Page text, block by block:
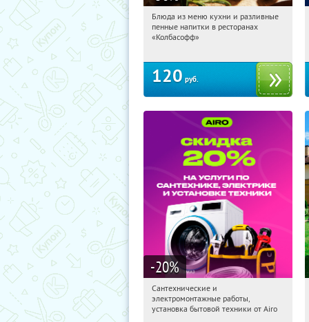
22:54:51 Купили:2366
Октябрьское поле
Блюда из меню кухни и разливные
пенные напитки в ресторанах
«Колбасофф»
120 руб.
-20%
22:54:51
г. Москва
Сантехнические и
электромонтажные работы,
установка бытовой техники от Airo